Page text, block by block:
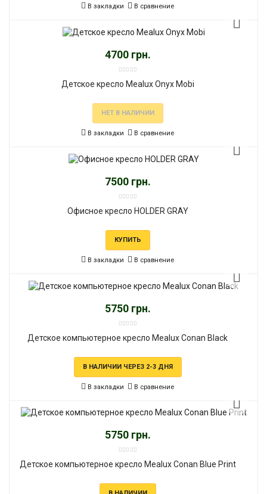
В закладки В сравнение
4700 грн.
Детское кресло Mealux Onyx Mobi
НЕТ В НАЛИЧИИ
В закладки В сравнение
7500 грн.
Офисное кресло HOLDER GRAY
КУПИТЬ
В закладки В сравнение
5750 грн.
Детское компьютерное кресло Mealux Conan Black
В НАЛИЧИИ ЧЕРЕЗ 2-3 ДНЯ
В закладки В сравнение
5750 грн.
Детское компьютерное кресло Mealux Conan Blue Print